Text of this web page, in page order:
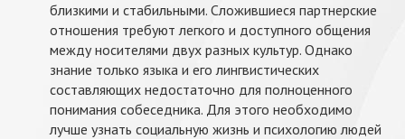
близкими и стабильными. Сложившиеся партнерские
отношения требуют легкого и доступного общения
между носителями двух разных культур. Однако
знание только языка и его лингвистических
составляющих недостаточно для полноценного
понимания собеседника. Для этого необходимо
лучше узнать социальную жизнь и психологию людей